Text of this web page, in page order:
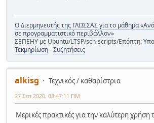
Ο Διερμηνευτής της ΓΛΩΣΣΑΣ για το μάθημα
σε προγραμματιστικό περιβάλλον»
ΣΕΠΕΗΥ με Ubuntu/LTSP/sch-scripts/Επόπτη:
Τεκμηρίωση-Συζητήσεις
alkisg
Τεχνικός / καθαρίστρια
27 Σεπ 2020, 08:47:11 ΠΜ
Μερικές πρακτικές για την καλύτερη